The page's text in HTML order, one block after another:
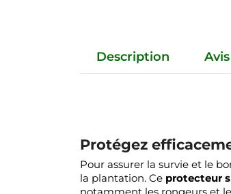
Description
Protégez
Pour assurer la survie et le
la plantation. Ce protecteur